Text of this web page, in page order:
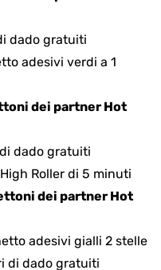
dado gratuiti
adesivi verdi a 1
dei partner Hot
dado gratuiti
Roller di 5 minuti
dei partner Hot
adesivi gialli 2 stelle
di dado gratuiti